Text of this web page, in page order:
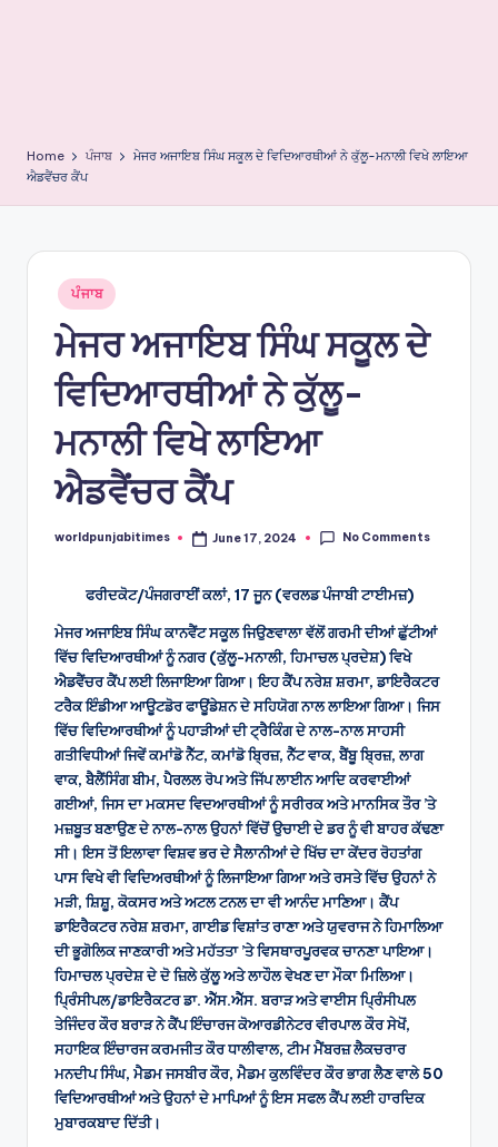
Home ਪੰਜਾਬ
ਮੇਜਰ ਅਜਾਇਬ ਸਿੰਘ ਸਕੂਲ ਦੇ ਵਿਦਿਆਰਥੀਆਂ ਨੇ ਕੁੱਲੂ-ਮਨਾਲੀ ਵਿਖੇ ਲਾਇਆ
ਐਡਵੈਂਚਰ ਕੈਂਪ
Posted
in
ਪੰਜਾਬ
ਮੇਜਰ ਅਜਾਇਬ ਸਿੰਘ ਸਕੂਲ ਦੇ
ਵਿਦਿਆਰਥੀਆਂ ਨੇ ਕੁੱਲੂ-
ਮਨਾਲੀ ਵਿਖੇ ਲਾਇਆ
ਐਡਵੈਂਚਰ ਕੈਂਪ
Posted
worldpunjabitimes June 17, 2024 No Comments
ਫਰੀਦਕੋਟ/ਪੰਜਗਰਾਈਂ ਕਲਾਂ, 17 ਜੂਨ (ਵਰਲਡ ਪੰਜਾਬੀ ਟਾਈਮਜ਼)
ਮੇਜਰ ਅਜਾਇਬ ਸਿੰਘ ਕਾਨਵੈਂਟ ਸਕੂਲ ਜਿਉਣਵਾਲਾ ਵੱਲੋਂ ਗਰਮੀ ਦੀਆਂ ਛੁੱਟੀਆਂ
ਵਿੱਚ ਵਿਦਿਆਰਥੀਆਂ ਨੂੰ ਨਗਰ (ਕੁੱਲੂ-ਮਨਾਲੀ, ਹਿਮਾਚਲ ਪ੍ਰਦੇਸ਼) ਵਿਖੇ
ਐਡਵੈਂਚਰ ਕੈਂਪ ਲਈ ਲਿਜਾਇਆ ਗਿਆ। ਇਹ ਕੈਂਪ ਨਰੇਸ਼ ਸ਼ਰਮਾ, ਡਾਇਰੈਕਟਰ
ਟਰੈਕ ਇੰਡੀਆ ਆਊਟਡੋਰ ਫਾਊਂਡੇਸ਼ਨ ਦੇ ਸਹਿਯੋਗ ਨਾਲ ਲਾਇਆ ਗਿਆ। ਜਿਸ
ਵਿੱਚ ਵਿਦਿਆਰਥੀਆਂ ਨੂੰ ਪਹਾੜੀਆਂ ਦੀ ਟ੍ਰੈਕਿੰਗ ਦੇ ਨਾਲ-ਨਾਲ ਸਾਹਸੀ
ਗਤੀਵਿਧੀਆਂ ਜਿਵੇਂ ਕਮਾਂਡੋ ਨੈੱਟ, ਕਮਾਂਡੋ ਬਿ੍ਰਜ਼, ਨੈੱਟ ਵਾਕ, ਬੈਂਬੂ ਬਿ੍ਰਜ਼, ਲਾਗ
ਵਾਕ, ਬੈਲੈਂਸਿੰਗ ਬੀਮ, ਪੈਰਲਲ ਰੋਪ ਅਤੇ ਜਿੱਪ ਲਾਈਨ ਆਦਿ ਕਰਵਾਈਆਂ
ਗਈਆਂ, ਜਿਸ ਦਾ ਮਕਸਦ ਵਿਦਆਰਥੀਆਂ ਨੂੰ ਸਰੀਰਕ ਅਤੇ ਮਾਨਸਿਕ ਤੌਰ ’ਤੇ
ਮਜ਼ਬੂਤ ਬਣਾਉਣ ਦੇ ਨਾਲ-ਨਾਲ ਉਹਨਾਂ ਵਿੱਚੋਂ ਉਚਾਈ ਦੇ ਡਰ ਨੂੰ ਵੀ ਬਾਹਰ ਕੱਢਣਾ
ਸੀ। ਇਸ ਤੋਂ ਇਲਾਵਾ ਵਿਸ਼ਵ ਭਰ ਦੇ ਸੈਲਾਨੀਆਂ ਦੇ ਖਿੱਚ ਦਾ ਕੇਂਦਰ ਰੋਹਤਾਂਗ
ਪਾਸ ਵਿਖੇ ਵੀ ਵਿਦਿਅਰਥੀਆਂ ਨੂੰ ਲਿਜਾਇਆ ਗਿਆ ਅਤੇ ਰਸਤੇ ਵਿੱਚ ਉਹਨਾਂ ਨੇ
ਮੜੀ, ਸ਼ਿਸ਼ੂ, ਕੋਕਸਰ ਅਤੇ ਅਟਲ ਟਨਲ ਦਾ ਵੀ ਆਨੰਦ ਮਾਣਿਆ। ਕੈਂਪ
ਡਾਇਰੈਕਟਰ ਨਰੇਸ਼ ਸ਼ਰਮਾ, ਗਾਈਡ ਵਿਸ਼ਾਂਤ ਰਾਣਾ ਅਤੇ ਯੁਵਰਾਜ ਨੇ ਹਿਮਾਲਿਆ
ਦੀ ਭੂਗੋਲਿਕ ਜਾਣਕਾਰੀ ਅਤੇ ਮਹੱਤਤਾ ’ਤੇ ਵਿਸਥਾਰਪੂਰਵਕ ਚਾਨਣਾ ਪਾਇਆ।
ਹਿਮਾਚਲ ਪ੍ਰਦੇਸ਼ ਦੇ ਦੋ ਜ਼ਿਲੇ ਕੁੱਲੂ ਅਤੇ ਲਾਹੌਲ ਵੇਖਣ ਦਾ ਮੌਕਾ ਮਿਲਿਆ।
ਪਿ੍ਰੰਸੀਪਲ/ਡਾਇਰੈਕਟਰ ਡਾ. ਐੱਸ.ਐੱਸ. ਬਰਾੜ ਅਤੇ ਵਾਈਸ ਪਿ੍ਰੰਸੀਪਲ
ਤੇਜਿੰਦਰ ਕੌਰ ਬਰਾੜ ਨੇ ਕੈਂਪ ਇੰਚਾਰਜ ਕੋਆਰਡੀਨੇਟਰ ਵੀਰਪਾਲ ਕੌਰ ਸੇਖੋਂ,
ਸਹਾਇਕ ਇੰਚਾਰਜ ਕਰਮਜੀਤ ਕੌਰ ਧਾਲੀਵਾਲ, ਟੀਮ ਮੈਂਬਰਜ਼ ਲੈਕਚਰਾਰ
ਮਨਦੀਪ ਸਿੰਘ, ਮੈਡਮ ਜਸਬੀਰ ਕੌਰ, ਮੈਡਮ ਕੁਲਵਿੰਦਰ ਕੌਰ ਭਾਗ ਲੈਣ ਵਾਲੇ 50
ਵਿਦਿਆਰਥੀਆਂ ਅਤੇ ਉਹਨਾਂ ਦੇ ਮਾਪਿਆਂ ਨੂੰ ਇਸ ਸਫਲ ਕੈਂਪ ਲਈ ਹਾਰਦਿਕ
ਮੁਬਾਰਕਬਾਦ ਦਿੱਤੀ।